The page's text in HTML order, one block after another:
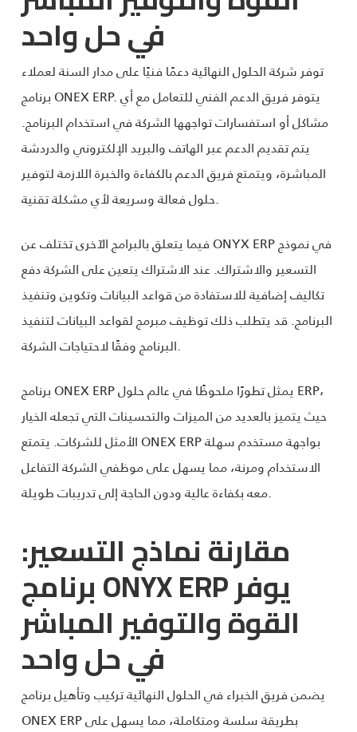
في حل واحد
توفر شركة الحلول النهائية دعمًا فنيًا على مدار السنة لعملاء
برنامج ONEX ERP. يتوفر فريق الدعم الفني للتعامل مع أي
مشاكل أو استفسارات تواجهها الشركة في استخدام البرنامج.
يتم تقديم الدعم عبر الهاتف والبريد الإلكتروني والدردشة
المباشرة، ويتمتع فريق الدعم بالكفاءة والخبرة اللازمة لتوفير
حلول فعالة وسريعة لأي مشكلة تقنية.
فيما يتعلق بالبرامج الآخرى تختلف عن ONYX ERP في نموذج
التسعير والاشتراك. عند الاشتراك يتعين على الشركة دفع
تكاليف إضافية للاستفادة من قواعد البيانات وتكوين وتنفيذ
البرنامج. قد يتطلب ذلك توظيف مبرمج لقواعد البيانات لتنفيذ
البرنامج وفقًا لاحتياجات الشركة.
برنامج ONEX ERP يمثل تطورًا ملحوظًا في عالم حلول ERP،
حيث يتميز بالعديد من الميزات والتحسينات التي تجعله الخيار
الأمثل للشركات. يتمتع ONEX ERP بواجهة مستخدم سهلة
الاستخدام ومرنة، مما يسهل على موظفي الشركة التفاعل
معه بكفاءة عالية ودون الحاجة إلى تدريبات طويلة.
مقارنة نماذج التسعير:
برنامج ONYX ERP يوفر
القوة والتوفير المباشر
في حل واحد
يضمن فريق الخبراء في الحلول النهائية تركيب وتأهيل برنامج
ONEX ERP بطريقة سلسة ومتكاملة، مما يسهل على